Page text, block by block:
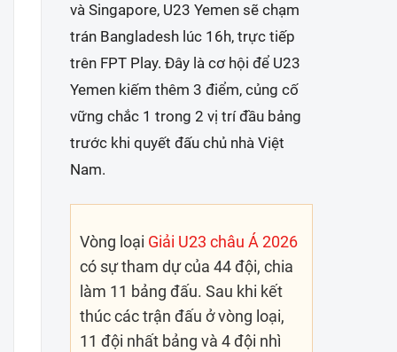
và Singapore, U23 Yemen sẽ chạm
trán Bangladesh lúc 16h, trực tiếp
trên FPT Play. Đây là cơ hội để U23
Yemen kiếm thêm 3 điểm, củng cố
vững chắc 1 trong 2 vị trí đầu bảng
trước khi quyết đấu chủ nhà Việt
Nam.
Vòng loại Giải U23 châu Á 2026
có sự tham dự của 44 đội, chia
làm 11 bảng đấu. Sau khi kết
thúc các trận đấu ở vòng loại,
11 đội nhất bảng và 4 đội nhì